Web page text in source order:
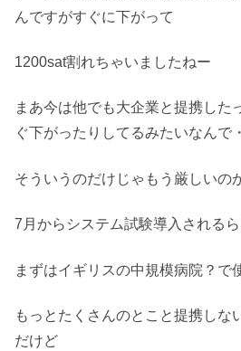
んですがすぐに下がって
1200sat割れちゃいましたねー
まあ今は他でも大企業と提携した
ぐ下がったりしてるみたいなんで
そういうのだけじゃもう厳しいの
7月からシステム試験導入される
まずはイギリスの中規模病院？で
もっとたくさんのとこと提携しな
だけど